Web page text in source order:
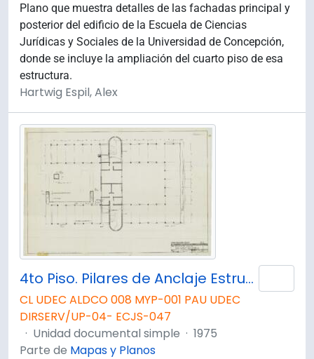
Plano que muestra detalles de las fachadas principal y
posterior del edificio de la Escuela de Ciencias
Jurídicas y Sociales de la Universidad de Concepción,
donde se incluye la ampliación del cuarto piso de esa
estructura.
Hartwig Espil, Alex
4to Piso. Pilares de Anclaje Estructura Metálica, Planta y Detalles.
CL UDEC ALDCO 008 MYP-001 PAU UDEC
DIRSERV/UP-04- ECJS-047
· Unidad documental simple · 1975
Parte de Mapas y Planos